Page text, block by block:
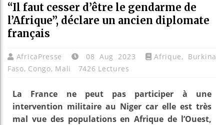
“Il faut cesser d’être le gendarme de
l’Afrique”, déclare un ancien diplomate
français
AfricaPresse 08 Aug 2023 Afrique, Burkina
Faso, Congo, Mali 7426 Lectures
La France ne peut pas participer à une
intervention militaire au Niger car elle est très
mal vue des populations en Afrique de l’Ouest,